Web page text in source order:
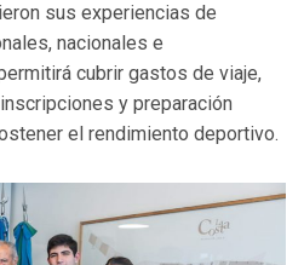
sus experiencias de
nacionales e
cubrir gastos de viaje,
y preparación
el rendimiento deportivo.